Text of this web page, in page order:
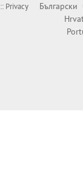
:: Privacy
Български